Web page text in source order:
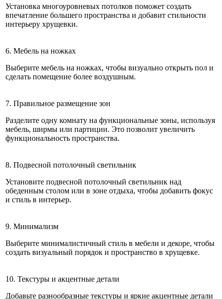
Установка многоуровневых потолков поможет создать
впечатление большего пространства и добавит стильности
интерьеру хрущевки.
6. Мебель на ножках
Выберите мебель на ножках, чтобы визуально открыть пол и
сделать помещение более воздушным.
7. Правильное размещение зон
Разделите одну комнату на функциональные зоны, используя
мебель, ширмы или партиции. Это позволит увеличить
функциональность пространства.
8. Подвесной потолочный светильник
Установите подвесной потолочный светильник над
обеденным столом или в зоне отдыха, чтобы добавить фокус
и стиль в интерьер.
9. Минимализм
Выберите минималистичный стиль в мебели и декоре, чтобы
создать визуальный порядок и пространство в хрущевке.
10. Текстуры и акцентные детали
Добавьте разнообразные текстуры и яркие акцентные детали